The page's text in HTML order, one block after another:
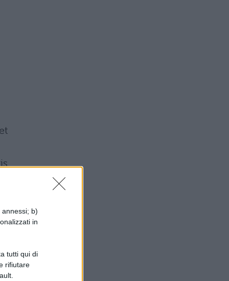
b)
in
tutti qui di
rifiutare